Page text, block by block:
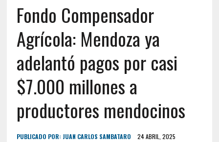
Fondo Compensador
Agrícola: Mendoza ya
adelantó pagos por casi
$7.000 millones a
productores mendocinos
PUBLICADO POR: JUAN CARLOS SAMBATARO 24 ABRIL, 2025